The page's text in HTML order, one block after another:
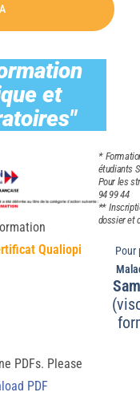
Qualiopi
*
étudiants
Pour les
94 99 44
**
dossier et
Pour
PDFs. Please
PDF
et